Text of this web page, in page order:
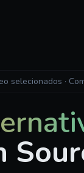
selecionados ·